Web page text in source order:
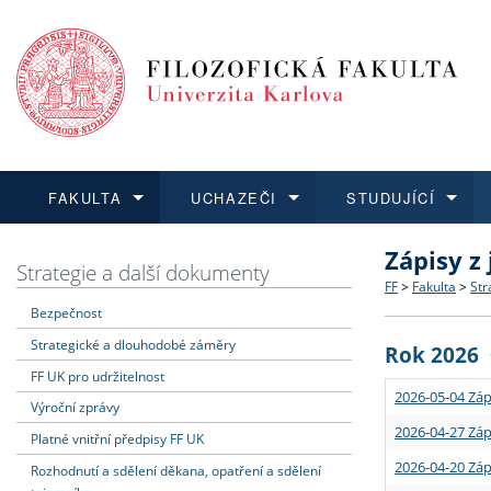
FAKULTA
Dozvědět se více
Struktura
Strategie
Podpora
UCHAZEČI
Podat přihlášku
Co
Učitelské
STUDUJÍCÍ
Dozvědět se více
Rigorózní
Dozvědět se více
O vědě a
Granty a
Dozvědět se více
Aktuální
Strategie a další dokumenty
Bezpečnost
Strategické a dlouhodobé záměry
FF UK pro udržitelnost
Výroční zprávy
Platné vnitřní předpisy FF UK
Rozhodnutí a sdělení děkana, opatření a sdělení
Zápisy
FF > Fakulta >
Rok 2026
2026-05-04
2026-04-27
2026-04-20